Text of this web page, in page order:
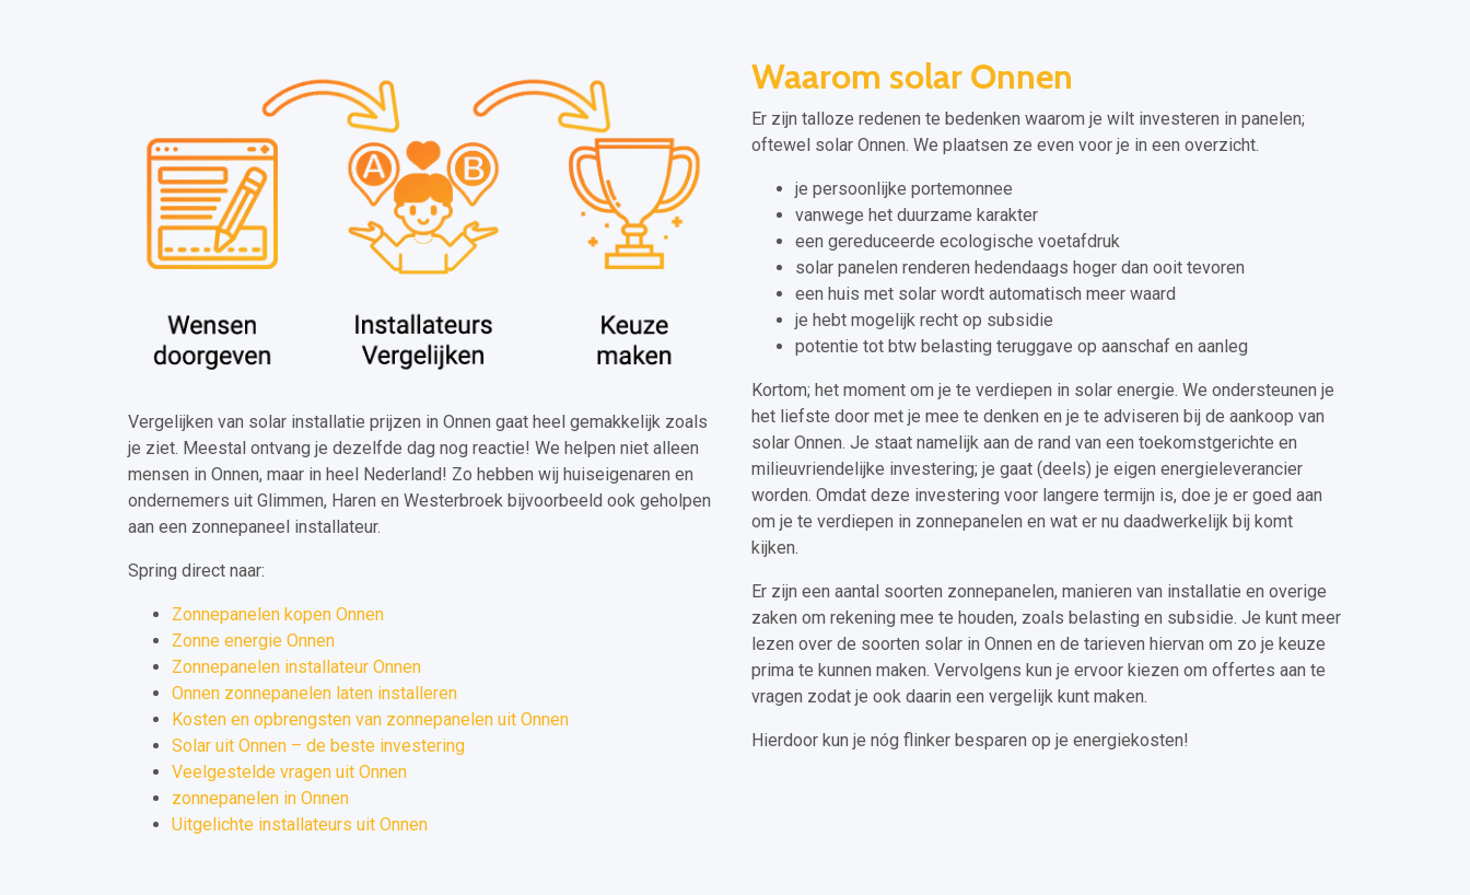
Vergelijken van solar installatie prijzen in Onnen gaat heel gemakkelijk zoals
je ziet. Meestal ontvang je dezelfde dag nog reactie! We helpen niet alleen
mensen in Onnen, maar in heel Nederland! Zo hebben wij huiseigenaren en
ondernemers uit Glimmen, Haren en Westerbroek bijvoorbeeld ook geholpen
aan een zonnepaneel installateur.
Spring direct naar:
Zonnepanelen kopen Onnen
Zonne energie Onnen
Zonnepanelen installateur Onnen
Onnen zonnepanelen laten installeren
Kosten en opbrengsten van zonnepanelen uit Onnen
Solar uit Onnen – de beste investering
Veelgestelde vragen uit Onnen
zonnepanelen in Onnen
Uitgelichte installateurs uit Onnen
Waarom solar Onnen
Er zijn talloze redenen te bedenken waarom je wilt investeren in panelen;
oftewel solar Onnen. We plaatsen ze even voor je in een overzicht.
je persoonlijke portemonnee
vanwege het duurzame karakter
een gereduceerde ecologische voetafdruk
solar panelen renderen hedendaags hoger dan ooit tevoren
een huis met solar wordt automatisch meer waard
je hebt mogelijk recht op subsidie
potentie tot btw belasting teruggave op aanschaf en aanleg
Kortom; het moment om je te verdiepen in solar energie. We ondersteunen je
het liefste door met je mee te denken en je te adviseren bij de aankoop van
solar Onnen. Je staat namelijk aan de rand van een toekomstgerichte en
milieuvriendelijke investering; je gaat (deels) je eigen energieleverancier
worden. Omdat deze investering voor langere termijn is, doe je er goed aan
om je te verdiepen in zonnepanelen en wat er nu daadwerkelijk bij komt
kijken.
Er zijn een aantal soorten zonnepanelen, manieren van installatie en overige
zaken om rekening mee te houden, zoals belasting en subsidie. Je kunt meer
lezen over de soorten solar in Onnen en de tarieven hiervan om zo je keuze
prima te kunnen maken. Vervolgens kun je ervoor kiezen om offertes aan te
vragen zodat je ook daarin een vergelijk kunt maken.
Hierdoor kun je nóg flinker besparen op je energiekosten!